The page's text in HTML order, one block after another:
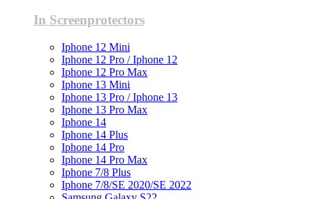
In Screenprotectors
Iphone 12 Mini
Iphone 12 Pro / Iphone 12
Iphone 12 Pro Max
Iphone 13 Mini
Iphone 13 Pro / Iphone 13
Iphone 13 Pro Max
Iphone 14
Iphone 14 Plus
Iphone 14 Pro
Iphone 14 Pro Max
Iphone 7/8 Plus
Iphone 7/8/SE 2020/SE 2022